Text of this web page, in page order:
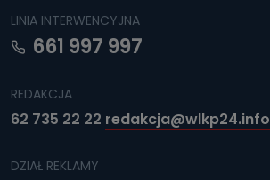
LINIA INTERWENCYJNA
661 997 997
REDAKCJA
62 735 22 22 redakcja@wlkp24.info
DZIAŁ REKLAMY